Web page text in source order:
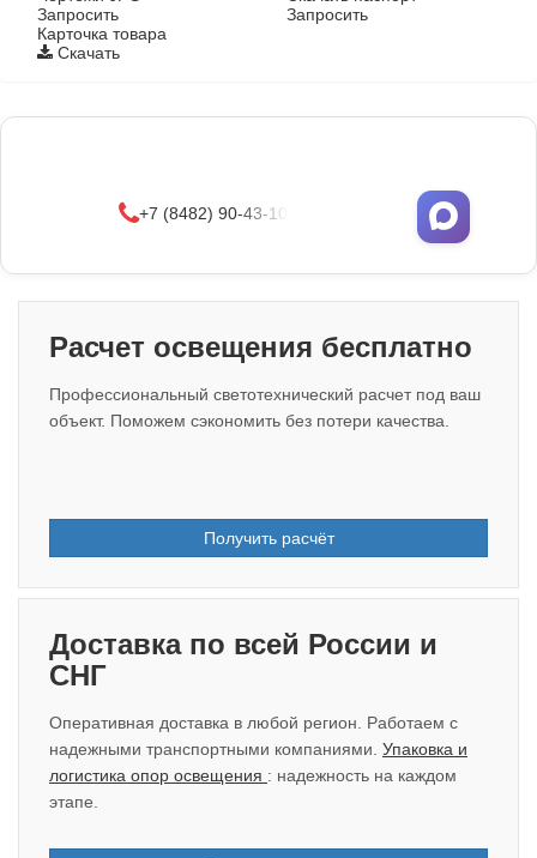
Запросить
Запросить
Карточка товара
Скачать
+7 (8482) 90-43-10
Расчет освещения бесплатно
Профессиональный светотехнический расчет под ваш
объект. Поможем сэкономить без потери качества.
Получить расчёт
Доставка по всей России и
СНГ
Оперативная доставка в любой регион. Работаем с
надежными транспортными компаниями. Упаковка и
логистика опор освещения : надежность на каждом
этапе.